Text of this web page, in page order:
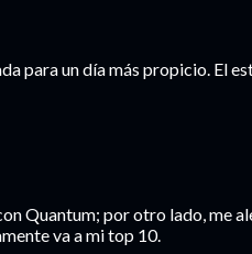
para un día más propicio. El
Quantum; por otro lado, me
va a mi top 10.